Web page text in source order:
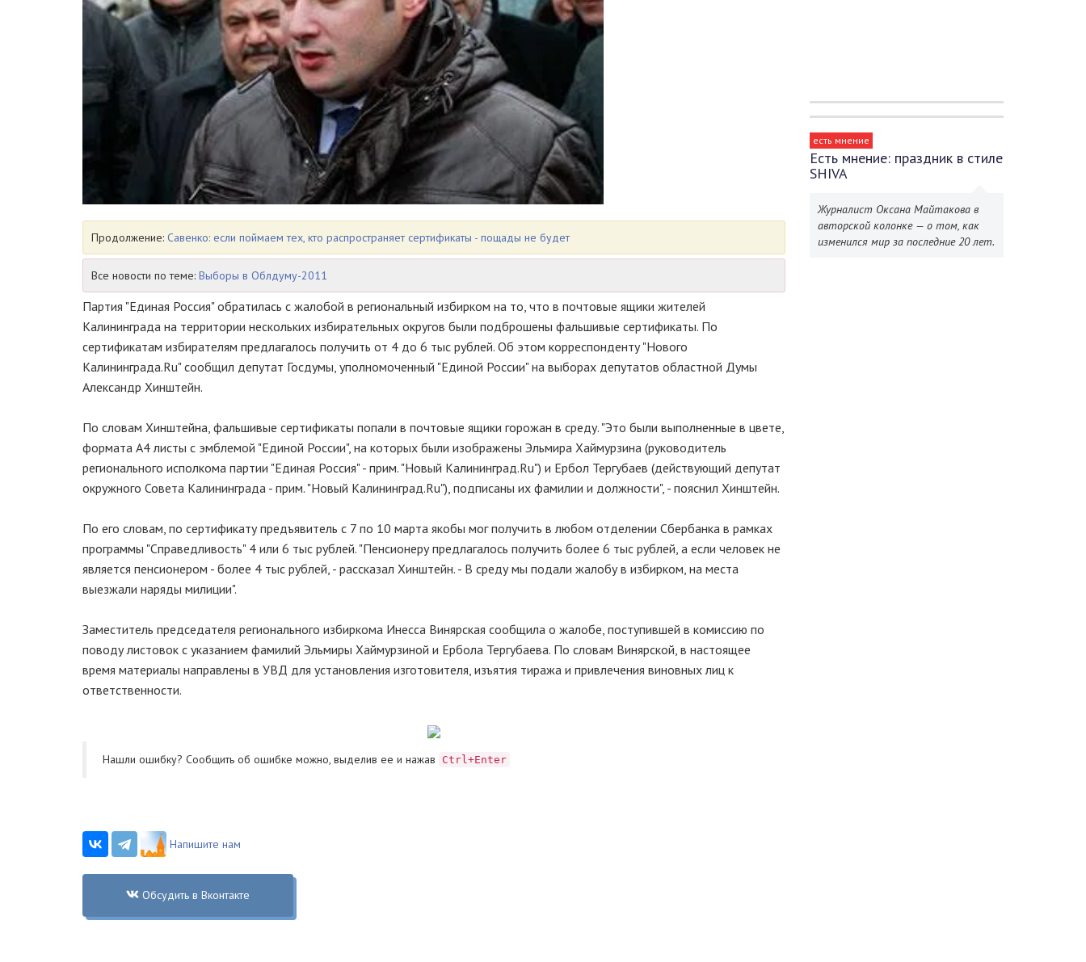
Продолжение: Савенко: если поймаем тех, кто распространяет сертификаты - пощады не будет
Все новости по теме: Выборы в Облдуму-2011
Партия "Единая Россия" обратилась с жалобой в региональный избирком на то, что в почтовые ящики жителей
Калининграда на территории нескольких избирательных округов были подброшены фальшивые сертификаты. По
сертификатам избирателям предлагалось получить от 4 до 6 тыс рублей. Об этом корреспонденту "Нового
Калининграда.Ru" сообщил депутат Госдумы, уполномоченный "Единой России" на выборах депутатов областной Думы
Александр Хинштейн.
По словам Хинштейна, фальшивые сертификаты попали в почтовые ящики горожан в среду. "Это были выполненные в цвете,
формата А4 листы с эмблемой "Единой России", на которых были изображены Эльмира Хаймурзина (руководитель
регионального исполкома партии "Единая Россия" - прим. "Новый Калининград.Ru") и Ербол Тергубаев (действующий депутат
окружного Совета Калининграда - прим. "Новый Калининград.Ru"), подписаны их фамилии и должности", - пояснил Хинштейн.
По его словам, по сертификату предъявитель с 7 по 10 марта якобы мог получить в любом отделении Сбербанка в рамках
программы "Справедливость" 4 или 6 тыс рублей. "Пенсионеру предлагалось получить более 6 тыс рублей, а если человек не
является пенсионером - более 4 тыс рублей, - рассказал Хинштейн. - В среду мы подали жалобу в избирком, на места
выезжали наряды милиции".
Заместитель председателя регионального избиркома Инесса Винярская сообщила о жалобе, поступившей в комиссию по
поводу листовок с указанием фамилий Эльмиры Хаймурзиной и Ербола Тергубаева. По словам Винярской, в настоящее
время материалы направлены в УВД для установления изготовителя, изъятия тиража и привлечения виновных лиц к
ответственности.
Нашли ошибку? Cообщить об ошибке можно, выделив ее и нажав Ctrl+Enter
Напишите нам
Обсудить в Вконтакте
есть мнение
Есть мнение: праздник в стиле
SHIVA
Журналист Оксана Майтакова в
авторской колонке — о том, как
изменился мир за последние 20 лет.